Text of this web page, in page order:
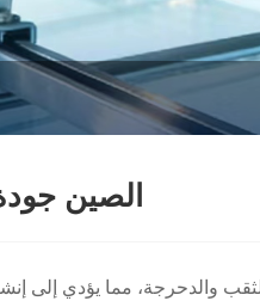
الصين
الثقب والدحرجة، مما يؤدي